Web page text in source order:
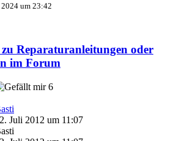
um 23:42
Reparaturanleitungen oder
im Forum
6
Juli 2012 um 11:07